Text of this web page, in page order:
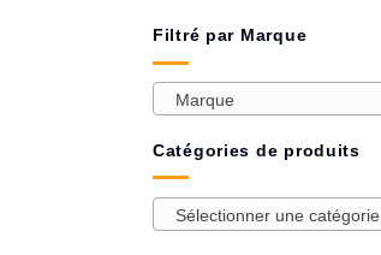
Filtré par Marque
Marque
Catégories de produits
Sélectionner une catégorie